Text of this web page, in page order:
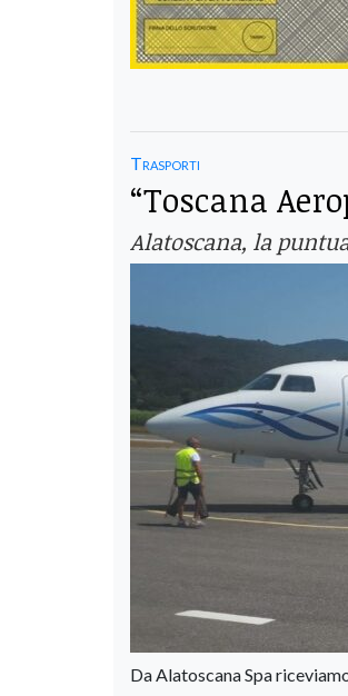
Trasporti
“Toscana
Alatoscana, la
Da Alatoscana Spa